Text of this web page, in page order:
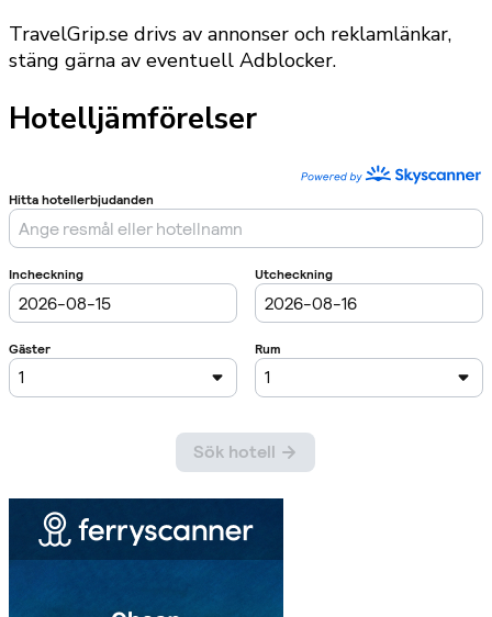
TravelGrip.se drivs av annonser och reklamlänkar,
stäng gärna av eventuell Adblocker.
Hotelljämförelser